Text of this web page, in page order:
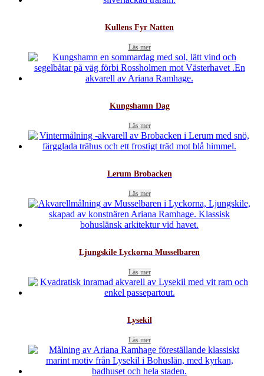
Kullens Fyr Natten
Läs mer
Kungshamn Dag
Läs mer
Lerum Brobacken
Läs mer
Ljungskile Lyckorna Musselbaren
Läs mer
Lysekil
Läs mer